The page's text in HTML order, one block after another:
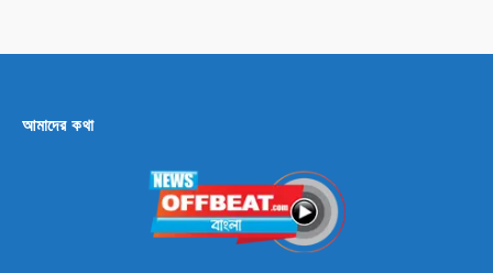
আমাদের কথা